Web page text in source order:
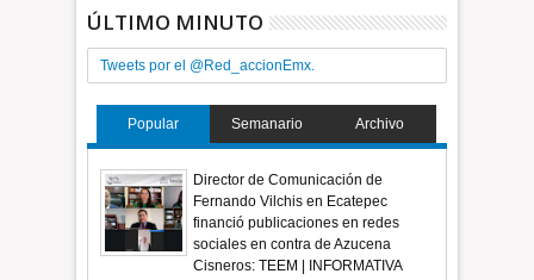
ÚLTIMO MINUTO
Tweets por el @Red_accionEmx.
Popular Semanario Archivo
Director de Comunicación de
Fernando Vilchis en Ecatepec
financió publicaciones en redes
sociales en contra de Azucena
Cisneros: TEEM | INFORMATIVA